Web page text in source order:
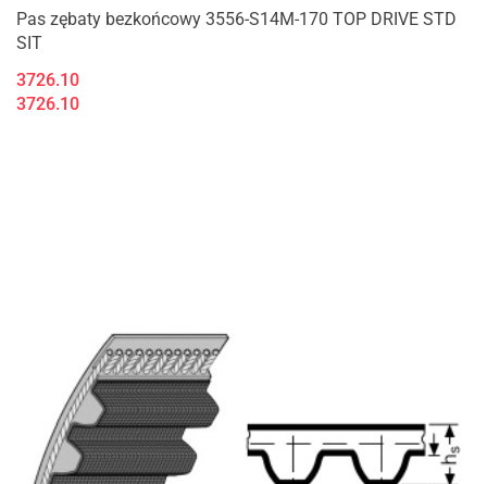
Pas zębaty bezkońcowy 3556-S14M-170 TOP DRIVE STD
SIT
3726.10
3726.10